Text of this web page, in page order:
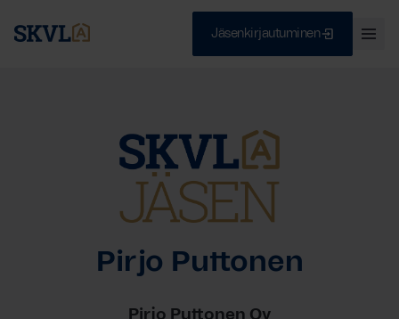
Jäsenkirjautuminen
Pirjo Puttonen
Pirjo Puttonen Oy